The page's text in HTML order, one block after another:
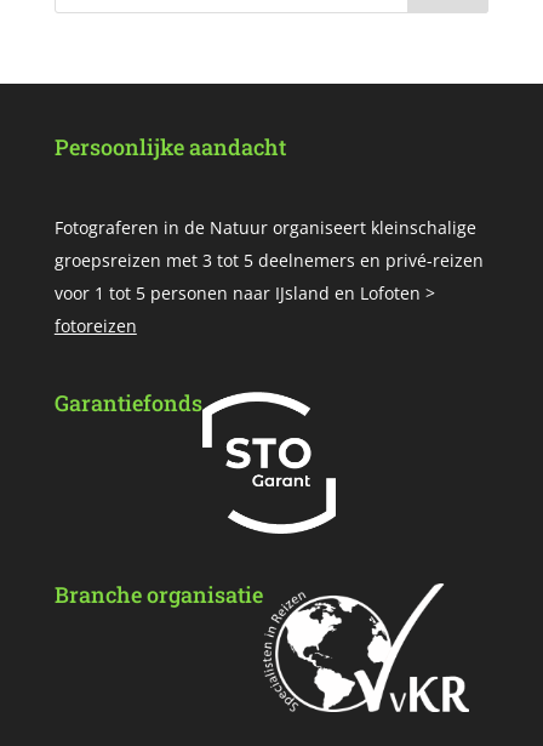
Persoonlijke aandacht
Fotograferen in de Natuur organiseert kleinschalige
groepsreizen met 3 tot 5 deelnemers en privé-reizen
voor 1 tot 5 personen naar IJsland en Lofoten >
fotoreizen
Garantiefonds
Branche organisatie